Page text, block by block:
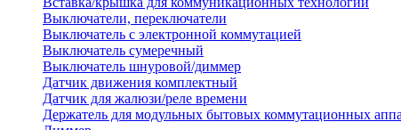
Выключатели, переключатели
Выключатель с электронной коммутацией
Выключатель сумеречный
Выключатель шнуровой/диммер
Датчик движения комплектный
Датчик для жалюзи/реле времени
Держатель для модульных бытовых коммутационных